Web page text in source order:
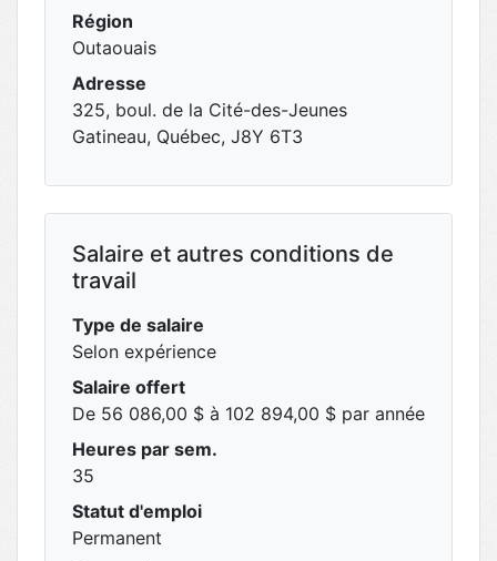
Région
Outaouais
Adresse
325, boul. de la Cité-des-Jeunes
Gatineau, Québec, J8Y 6T3
Salaire et autres conditions de
travail
Type de salaire
Selon expérience
Salaire offert
De 56 086,00 $ à 102 894,00 $ par année
Heures par sem.
35
Statut d'emploi
Permanent